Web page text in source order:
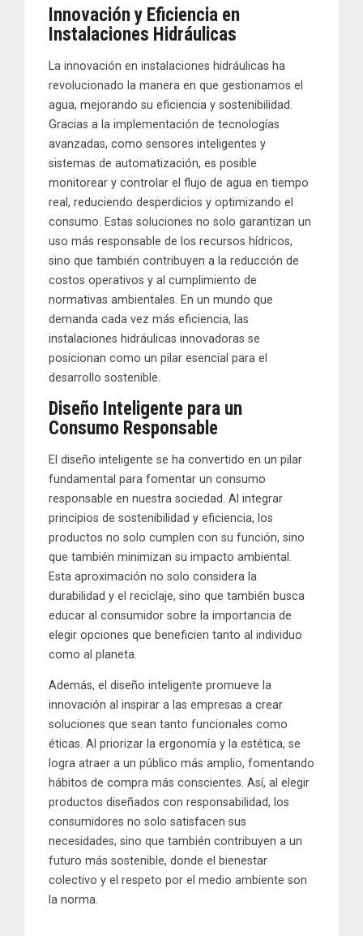
Innovación y Eficiencia en
Instalaciones Hidráulicas
La innovación en instalaciones hidráulicas ha
revolucionado la manera en que gestionamos el
agua, mejorando su eficiencia y sostenibilidad.
Gracias a la implementación de tecnologías
avanzadas, como sensores inteligentes y
sistemas de automatización, es posible
monitorear y controlar el flujo de agua en tiempo
real, reduciendo desperdicios y optimizando el
consumo. Estas soluciones no solo garantizan un
uso más responsable de los recursos hídricos,
sino que también contribuyen a la reducción de
costos operativos y al cumplimiento de
normativas ambientales. En un mundo que
demanda cada vez más eficiencia, las
instalaciones hidráulicas innovadoras se
posicionan como un pilar esencial para el
desarrollo sostenible.
Diseño Inteligente para un
Consumo Responsable
El diseño inteligente se ha convertido en un pilar
fundamental para fomentar un consumo
responsable en nuestra sociedad. Al integrar
principios de sostenibilidad y eficiencia, los
productos no solo cumplen con su función, sino
que también minimizan su impacto ambiental.
Esta aproximación no solo considera la
durabilidad y el reciclaje, sino que también busca
educar al consumidor sobre la importancia de
elegir opciones que beneficien tanto al individuo
como al planeta.
Además, el diseño inteligente promueve la
innovación al inspirar a las empresas a crear
soluciones que sean tanto funcionales como
éticas. Al priorizar la ergonomía y la estética, se
logra atraer a un público más amplio, fomentando
hábitos de compra más conscientes. Así, al elegir
productos diseñados con responsabilidad, los
consumidores no solo satisfacen sus
necesidades, sino que también contribuyen a un
futuro más sostenible, donde el bienestar
colectivo y el respeto por el medio ambiente son
la norma.